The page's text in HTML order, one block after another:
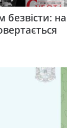
безвісти: на